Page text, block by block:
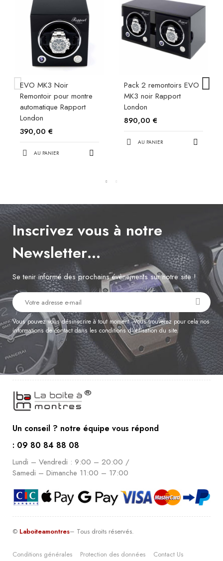
EVO MK3 Noir
Remontoir pour montre
automatique Rapport
London
390,00 €
AU PANIER
Pack 2 remontoirs EVO
MK3 noir Rapport
London
890,00 €
AU PANIER
Inscrivez vous à notre
Newsletter…
Se tenir informé des prochains évènements sur notre site !
Vous pouvez vous désinscrire à tout moment. Vous trouverez pour cela nos
informations de contact dans les conditions d'utilisation du site.
Un conseil ? notre équipe vous répond
: 09 80 84 88 08
Lundi – Vendredi : 9:00 – 20:00 /
Samedi – Dimanche 11:00 – 17:00
© Laboiteamontres– Tous droits réservés.
Conditions générales Protection des données Contact Us